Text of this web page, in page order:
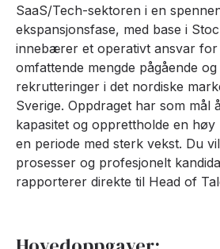
SaaS/Tech-sektoren i en
ekspansjonsfase, med base i
innebærer et operativt ansvar for
omfattende mengde pågående
rekrutteringer i det nordiske
Sverige. Oppdraget har som mål
kapasitet og opprettholde en
en periode med sterk vekst. Du
prosesser og profesjonelt
rapporterer direkte til Head of